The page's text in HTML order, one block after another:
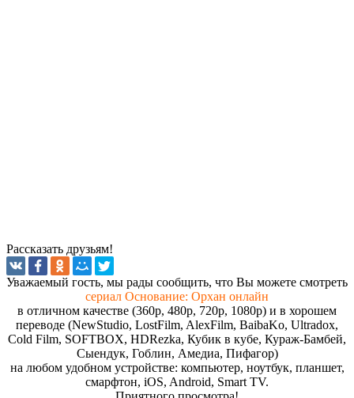
Рассказать друзьям!
Увaжaeмый гocть, мы paды cooбщить, чтo Вы мoжeтe cмoтpeть
сериал Основание: Орхан онлайн
в отличном качестве (360p, 480p, 720p, 1080p) и в хорошем
переводе (NewStudio, LostFilm, AlexFilm, BaibaKo, Ultradox,
Cold Film, SOFTBOX, HDRezka, Кубик в кубе, Кураж-Бамбей,
Сыендук, Гоблин, Амедиа, Пифагор)
на любом удобном устройстве: компьютер, ноутбук, планшет,
смарфтон, iOS, Android, Smart TV.